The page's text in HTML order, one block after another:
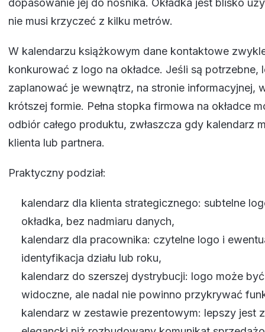
dopasowanie jej do nośnika. Okładka jest blisko
nie musi krzyczeć z kilku metrów.
W kalendarzu książkowym dane kontaktowe
konkurować z logo na okładce. Jeśli są potrzebne,
zaplanować je wewnątrz, na stronie informacyjnej,
krótszej formie. Pełna stopka firmowa na okładce
odbiór całego produktu, zwłaszcza gdy kalendarz
klienta lub partnera.
Praktyczny podział:
kalendarz dla klienta strategicznego: subtelne
okładka, bez nadmiaru danych,
kalendarz dla pracownika: czytelne logo i
identyfikacja działu lub roku,
kalendarz do szerszej dystrybucji: logo może
widoczne, ale nadal nie powinno przykrywać
kalendarz w zestawie prezentowym: lepszy jest